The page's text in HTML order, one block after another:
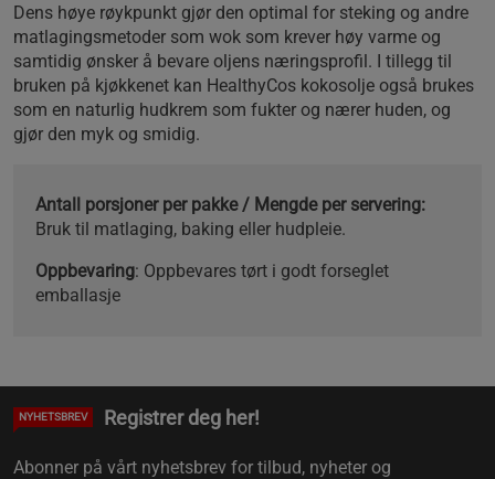
Dens høye røykpunkt gjør den optimal for steking og andre
matlagingsmetoder som wok som krever høy varme og
samtidig ønsker å bevare oljens næringsprofil. I tillegg til
bruken på kjøkkenet kan HealthyCos kokosolje også brukes
som en naturlig hudkrem som fukter og nærer huden, og
gjør den myk og smidig.
Antall porsjoner per pakke / Mengde per servering:
Bruk til matlaging, baking eller hudpleie.
Oppbevaring: Oppbevares tørt i godt forseglet
emballasje
NYHETSBREV Registrer deg her!
Abonner på vårt nyhetsbrev for tilbud, nyheter og